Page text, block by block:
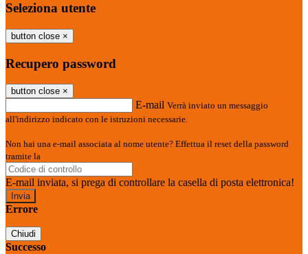
Seleziona utente
button close ×
Recupero password
button close ×
E-mail Verrà inviato un messaggio
all'indirizzo indicato con le istruzioni necessarie.
Non hai una e-mail associata al nome utente? Effettua il reset della password
tramite la
E-mail inviata, si prega di controllare la casella di posta elettronica!
Errore
Chiudi
Successo